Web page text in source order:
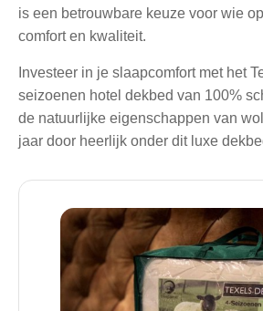
is een betrouwbare keuze voor wie
comfort en kwaliteit.
Investeer in je slaapcomfort met het
seizoenen hotel dekbed van 100%
de natuurlijke eigenschappen van
jaar door heerlijk onder dit luxe